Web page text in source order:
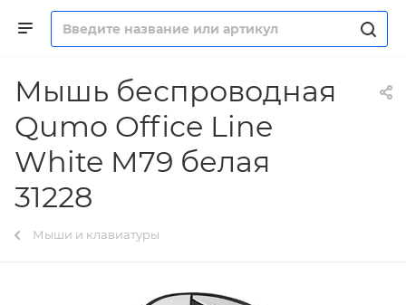
Мышь беспроводная
Qumo Office Line
White M79 белая
31228
Мыши и клавиатуры